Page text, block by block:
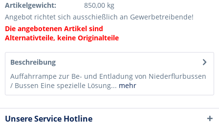
Artikelgewicht:
850,00 kg
Angebot richtet sich ausschießlich an Gewerbetreibende!
Die angebotenen Artikel sind
Alternativteile, keine Originalteile
Beschreibung
Auffahrrampe zur Be- und Entladung von Niederflurbussen
/ Bussen Eine spezielle Lösung... mehr
Unsere Service Hotline